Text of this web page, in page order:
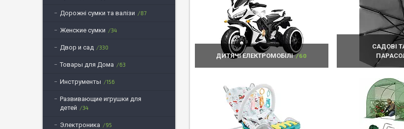
ДИТЯЧІ ЕЛЕКТРОМОБІЛІ 60
САДОВІ
Дорожні сумки та валізи 87
Женские сумки 34
Двор и сад 330
Товары для Дома 63
Инструменты 156
Развивающие игрушки для
детей
34
Электроника 95